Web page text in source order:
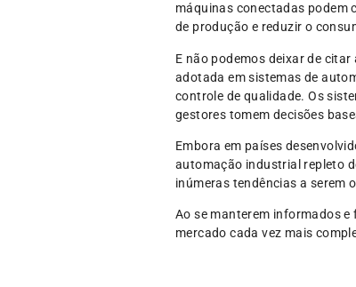
máquinas conectadas podem
de produção e reduzir o
E não podemos deixar de
adotada em sistemas de
controle de qualidade. Os
gestores tomem decisões
Embora em países
automação industrial repleto
inúmeras tendências a serem
Ao se manterem informados
mercado cada vez mais